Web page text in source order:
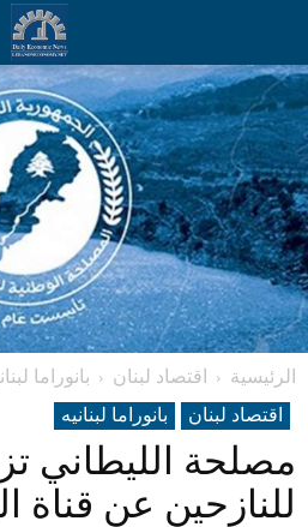
الرئيسية اقتصاد لبنان
بانوراما
اقتصاد لبنان
بانوراما لبنانیه
مصلحة الليطاني
للنازحين عن قناة